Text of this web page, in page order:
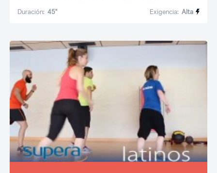
Duración: 45'' Exigencia: Alta